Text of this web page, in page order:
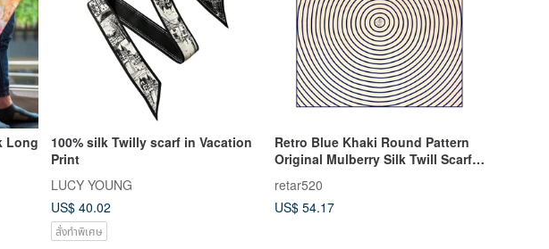
Long
100% silk Twilly scarf in Vacation
Print
LUCY YOUNG
US$ 40.02
สั่งทำพิเศษ
Retro Blue Khaki Round Pattern
Original Mulberry Silk Twill Scarf
Small Square Silk Scarves, True
Silk, Vintage Style
retar520
US$ 54.17